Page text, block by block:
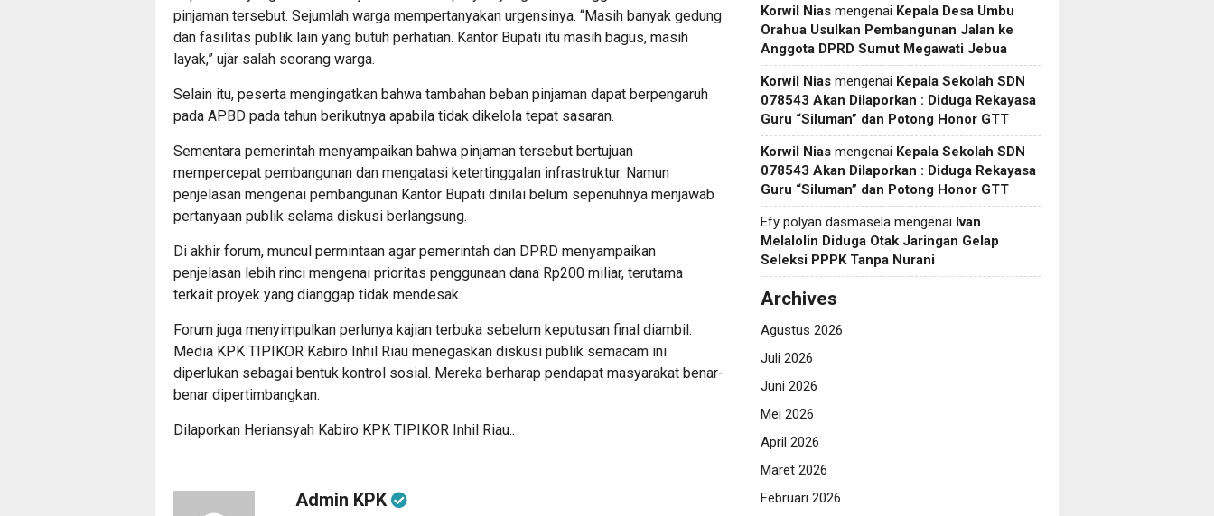
pinjaman tersebut. Sejumlah warga mempertanyakan urgensinya. “Masih banyak gedung
dan fasilitas publik lain yang butuh perhatian. Kantor Bupati itu masih bagus, masih
layak,” ujar salah seorang warga.
Selain itu, peserta mengingatkan bahwa tambahan beban pinjaman dapat berpengaruh
pada APBD pada tahun berikutnya apabila tidak dikelola tepat sasaran.
Sementara pemerintah menyampaikan bahwa pinjaman tersebut bertujuan
mempercepat pembangunan dan mengatasi ketertinggalan infrastruktur. Namun
penjelasan mengenai pembangunan Kantor Bupati dinilai belum sepenuhnya menjawab
pertanyaan publik selama diskusi berlangsung.
Di akhir forum, muncul permintaan agar pemerintah dan DPRD menyampaikan
penjelasan lebih rinci mengenai prioritas penggunaan dana Rp200 miliar, terutama
terkait proyek yang dianggap tidak mendesak.
Forum juga menyimpulkan perlunya kajian terbuka sebelum keputusan final diambil.
Media KPK TIPIKOR Kabiro Inhil Riau menegaskan diskusi publik semacam ini
diperlukan sebagai bentuk kontrol sosial. Mereka berharap pendapat masyarakat benar-
benar dipertimbangkan.
Dilaporkan Heriansyah Kabiro KPK TIPIKOR Inhil Riau..
Admin KPK
Korwil Nias mengenai Kepala Desa Umbu
Orahua Usulkan Pembangunan Jalan ke
Anggota DPRD Sumut Megawati Jebua
Korwil Nias mengenai Kepala Sekolah SDN
078543 Akan Dilaporkan : Diduga Rekayasa
Guru “Siluman” dan Potong Honor GTT
Korwil Nias mengenai Kepala Sekolah SDN
078543 Akan Dilaporkan : Diduga Rekayasa
Guru “Siluman” dan Potong Honor GTT
Efy polyan dasmasela mengenai Ivan
Melalolin Diduga Otak Jaringan Gelap
Seleksi PPPK Tanpa Nurani
Archives
Agustus 2026
Juli 2026
Juni 2026
Mei 2026
April 2026
Maret 2026
Februari 2026